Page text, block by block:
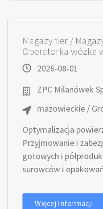
Magazynier /
Operatorka wózka
2026-08-01
ZPC Milanówek
mazowieckie /
Optymalizacja
Przyjmowanie i
gotowych i
surowców i
Więcej Informacji